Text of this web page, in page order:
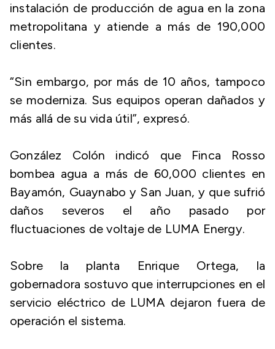
instalación de producción de agua en la zona
metropolitana y atiende a más de 190,000
clientes.
“Sin embargo, por más de 10 años, tampoco
se moderniza. Sus equipos operan dañados y
más allá de su vida útil”, expresó.
González Colón indicó que Finca Rosso
bombea agua a más de 60,000 clientes en
Bayamón, Guaynabo y San Juan, y que sufrió
daños severos el año pasado por
fluctuaciones de voltaje de LUMA Energy.
Sobre la planta Enrique Ortega, la
gobernadora sostuvo que interrupciones en el
servicio eléctrico de LUMA dejaron fuera de
operación el sistema.